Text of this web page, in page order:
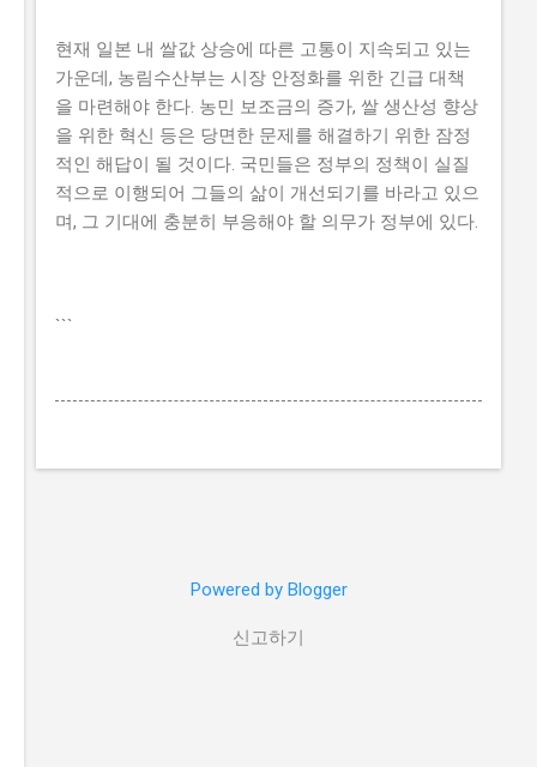
현재 일본 내 쌀값 상승에 따른 고통이 지속되고 있는
가운데, 농림수산부는 시장 안정화를 위한 긴급 대책
을 마련해야 한다. 농민 보조금의 증가, 쌀 생산성 향상
을 위한 혁신 등은 당면한 문제를 해결하기 위한 잠정
적인 해답이 될 것이다. 국민들은 정부의 정책이 실질
적으로 이행되어 그들의 삶이 개선되기를 바라고 있으
며, 그 기대에 충분히 부응해야 할 의무가 정부에 있다.
```
Powered by Blogger
신고하기